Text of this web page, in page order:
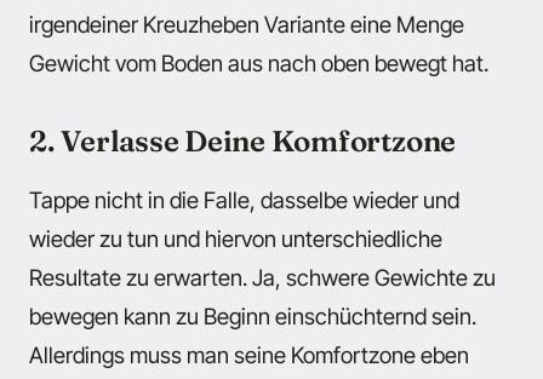
irgendeiner Kreuzheben Variante eine Menge
Gewicht vom Boden aus nach oben bewegt hat.
2. Verlasse Deine Komfortzone
Tappe nicht in die Falle, dasselbe wieder und
wieder zu tun und hiervon unterschiedliche
Resultate zu erwarten. Ja, schwere Gewichte zu
bewegen kann zu Beginn einschüchternd sein.
Allerdings muss man seine Komfortzone eben